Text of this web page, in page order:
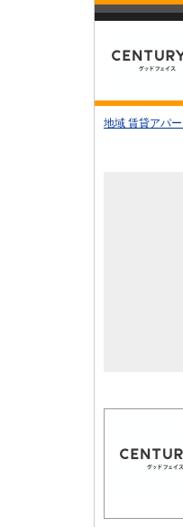
地域 賃貸アパ